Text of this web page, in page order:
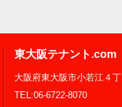
東大阪テナント.com
大阪府東大阪市小若江４
TEL:06-6722-8070